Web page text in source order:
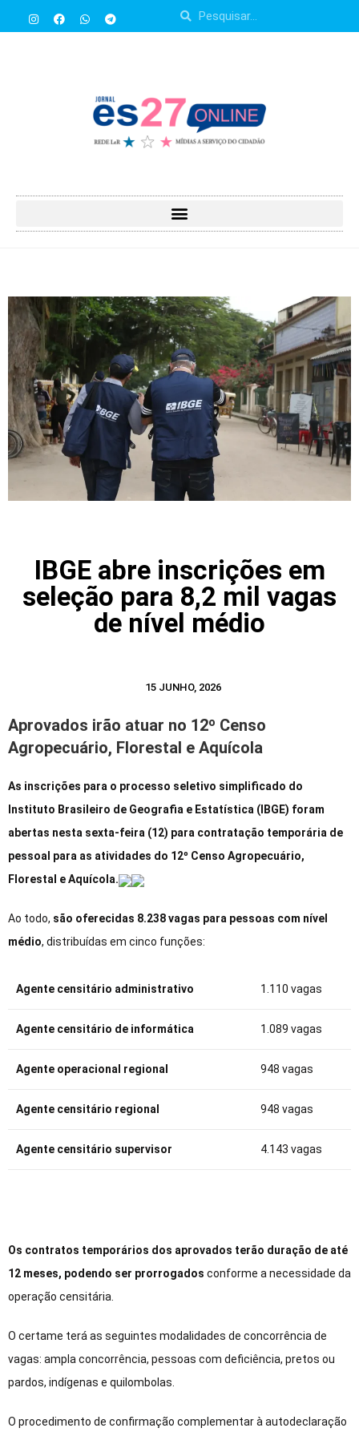
IBGE abre inscrições em
seleção para 8,2 mil vagas
de nível médio
15 JUNHO, 2026
Aprovados irão atuar no 12º Censo
Agropecuário, Florestal e Aquícola
As inscrições para o processo seletivo simplificado do
Instituto Brasileiro de Geografia e Estatística (IBGE) foram
abertas nesta sexta-feira (12) para contratação temporária de
pessoal para as atividades do 12º Censo Agropecuário,
Florestal e Aquícola.
Ao todo, são oferecidas 8.238 vagas para pessoas com nível
médio, distribuídas em cinco funções:
Agente censitário administrativo 1.110 vagas
Agente censitário de informática 1.089 vagas
Agente operacional regional 948 vagas
Agente censitário regional 948 vagas
Agente censitário supervisor 4.143 vagas
Os contratos temporários dos aprovados terão duração de até
12 meses, podendo ser prorrogados conforme a necessidade da
operação censitária.
O certame terá as seguintes modalidades de concorrência de
vagas: ampla concorrência, pessoas com deficiência, pretos ou
pardos, indígenas e quilombolas.
O procedimento de confirmação complementar à autodeclaração